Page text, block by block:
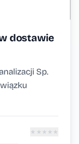
dostawie
Sp.
★ ★ ★ ★ ★